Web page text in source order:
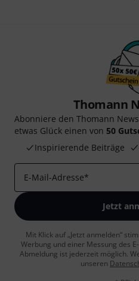
Thomann
Abonniere den Thomann
etwas Glück einen von 50
Inspirierende Beiträge
E-Mail-Adresse*
Jetzt
Mit Klick auf „Jetzt anmelden“
Werbung und einer Messung des
Abmeldung ist jederzeit möglich.
unseren